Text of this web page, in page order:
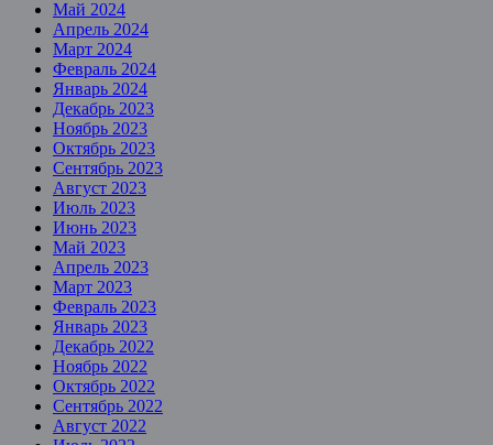
Май 2024
Апрель 2024
Март 2024
Февраль 2024
Январь 2024
Декабрь 2023
Ноябрь 2023
Октябрь 2023
Сентябрь 2023
Август 2023
Июль 2023
Июнь 2023
Май 2023
Апрель 2023
Март 2023
Февраль 2023
Январь 2023
Декабрь 2022
Ноябрь 2022
Октябрь 2022
Сентябрь 2022
Август 2022